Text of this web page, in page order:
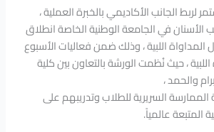
لربط الجانب الأكاديمي بالخبرة العملية ،
في الجامعة الوطنية الخاصة انطلاق
اللبية ، وذلك ضمن فعاليات الأسبوع
، حيث نُظمت الورشة بالتعاون بين كلية
والحمد ،
السريرية للطلاب وتدريبهم على
المتبعة عالمياً.